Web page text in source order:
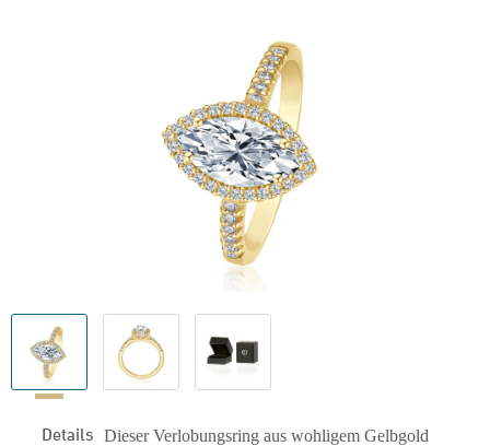
Details Dieser Verlobungsring aus wohligem Gelbgold